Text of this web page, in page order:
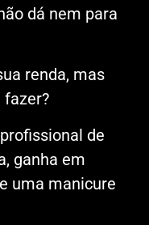
dá nem para
renda, mas
fazer?
de
ganha em
uma manicure